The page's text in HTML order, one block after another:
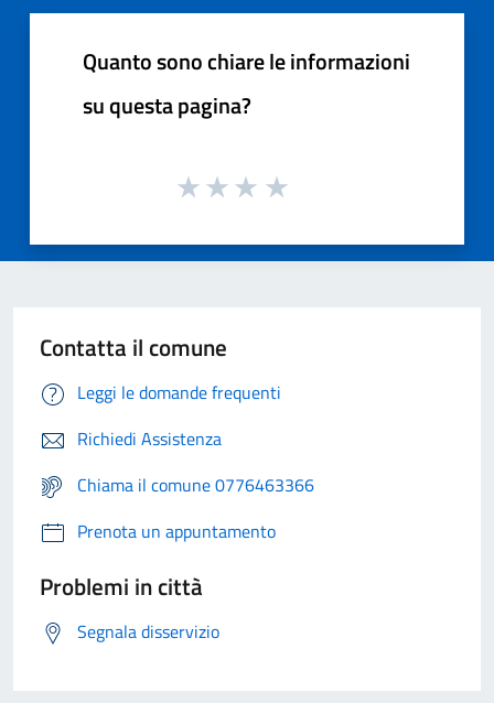
Quanto sono chiare le informazioni
su questa pagina?
Contatta il comune
Leggi le domande frequenti
Richiedi Assistenza
Chiama il comune 0776463366
Prenota un appuntamento
Problemi in città
Segnala disservizio